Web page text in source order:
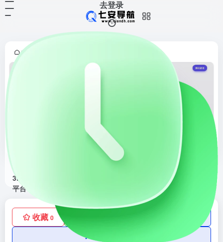
去登录
首页
造物云在线3D设计平台
收藏 0
AI账号购买